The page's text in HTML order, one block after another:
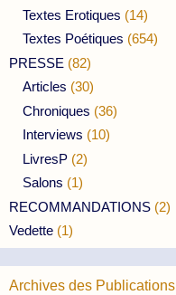
Textes Erotiques (14)
Textes Poétiques (654)
PRESSE (82)
Articles (30)
Chroniques (36)
Interviews (10)
LivresP (2)
Salons (1)
RECOMMANDATIONS (2)
Vedette (1)
Archives des Publications